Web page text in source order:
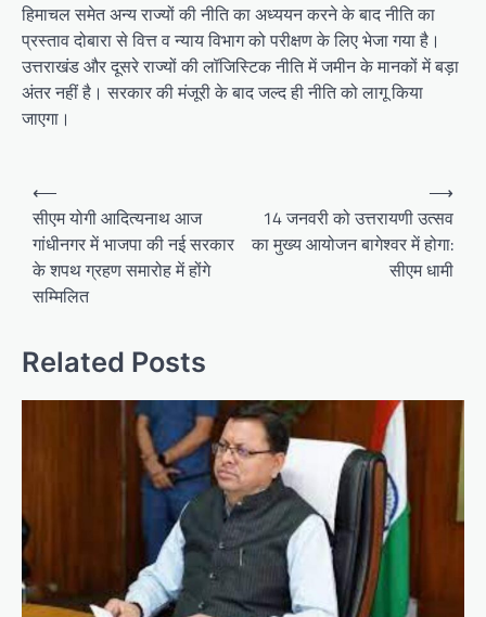
हिमाचल समेत अन्य राज्यों की नीति का अध्ययन करने के बाद नीति का
प्रस्ताव दोबारा से वित्त व न्याय विभाग को परीक्षण के लिए भेजा गया है।
उत्तराखंड और दूसरे राज्यों की लॉजिस्टिक नीति में जमीन के मानकों में बड़ा
अंतर नहीं है। सरकार की मंजूरी के बाद जल्द ही नीति को लागू किया
जाएगा।
o
a
t
i
o
⟵
सीएम योगी आद‍ित्‍यनाथ आज
गांधीनगर में भाजपा की नई सरकार
के शपथ ग्रहण समारोह में होंगे
सम्मिलित
14 जनवरी को उत्तरायणी उत्सव
का मुख्य आयोजन बागेश्वर में होगा:
सीएम धामी
⟶
Related Posts